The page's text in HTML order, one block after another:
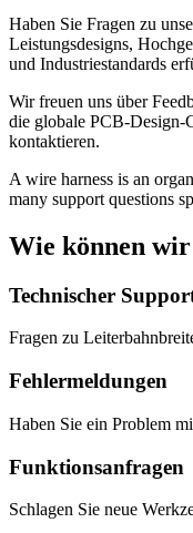
Haben Sie Fragen zu
Leistungsdesigns,
und Industriestandards
Wir freuen uns über
die globale PCB-Design-
kontaktieren.
A wire harness is an
many support questions
Wie können
Technischer
Fragen zu
Fehlermeldungen
Haben Sie ein Problem
Funktionsanfragen
Schlagen Sie neue